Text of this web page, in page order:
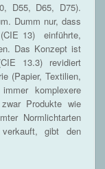
D55, D65, D75).
Dumm nur, dass
(CIE 13) einführte,
Das Konzept ist
13.3) revidiert
(Papier, Textilien,
komplexere
Produkte wie
Normlichtarten
gibt den